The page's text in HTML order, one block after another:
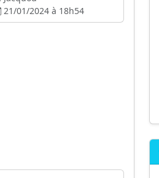
21/01/2024 à 18h54